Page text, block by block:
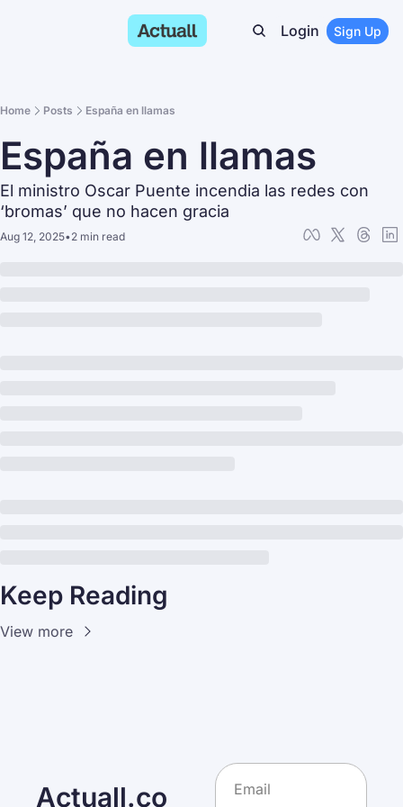
Login Sign Up
Home Posts España en llamas
España en llamas
El ministro Oscar Puente incendia las redes con
‘bromas’ que no hacen gracia
Aug 12, 2025•2 min read
Keep Reading
View more
Actuall.co